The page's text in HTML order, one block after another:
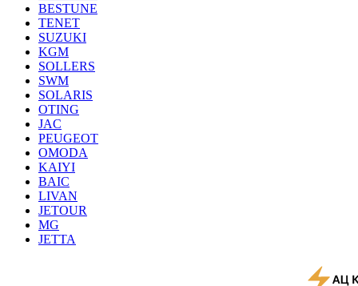
BESTUNE
TENET
SUZUKI
KGM
SOLLERS
SWM
SOLARIS
OTING
JAC
PEUGEOT
OMODA
KAIYI
BAIC
LIVAN
JETOUR
MG
JETTA